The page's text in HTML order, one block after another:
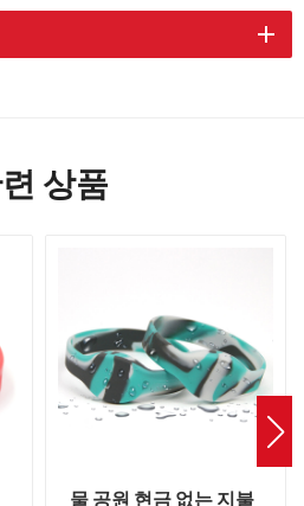
상품
물 공원 현금 없는 지불